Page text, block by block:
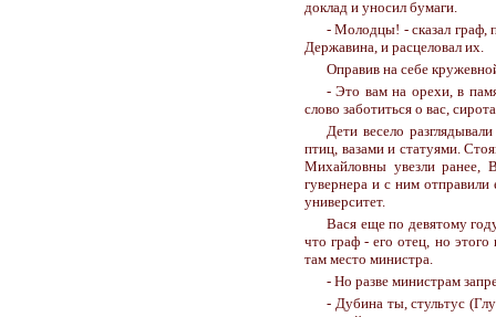
доклад и уносил бумаги.
- Молодцы! - сказал граф,
Державина, и расцеловал их.
Оправив на себе
- Это вам на орехи, в
слово заботиться о вас,
Дети весело
птиц, вазами и статуями.
Михайловны увезли ранее,
гувернера и с ним
университет.
Вася еще по девятому
что граф - его отец, но этого
там место министра.
- Но разве министрам
- Дубина ты, стультус